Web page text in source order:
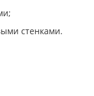
стенками.